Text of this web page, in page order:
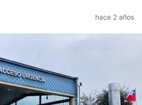
hace 2 años